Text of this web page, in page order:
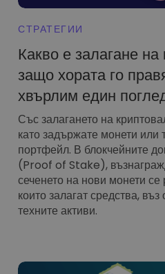
СТРАТЕГИИ
Какво е залагане на
защо хората го
хвърлим един
Със залагането на
като задържате монети или
портфейл. В блокчейните
(Proof of Stake),
сеченето на нови монети се
които залагат средства,
техните активи.